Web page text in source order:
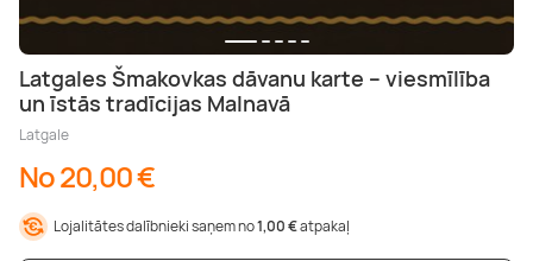
Latgales Šmakovkas dāvanu karte – viesmīlība
un īstās tradīcijas Malnavā
Latgale
No 20,00 €
Lojalitātes dalībnieki saņem no1,00 €atpakaļ